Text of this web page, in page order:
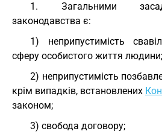
1. Загальними
законодавства є:
1) неприпустимість
сферу особистого життя людини;
2) неприпустимість
крім випадків, встановлених
законом;
3) свобода договору;